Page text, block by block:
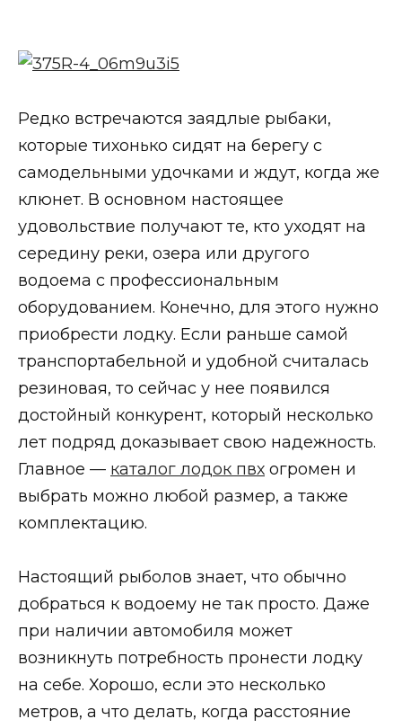
Редко встречаются заядлые рыбаки,
которые тихонько сидят на берегу с
самодельными удочками и ждут, когда же
клюнет. В основном настоящее
удовольствие получают те, кто уходят на
середину реки, озера или другого
водоема с профессиональным
оборудованием. Конечно, для этого нужно
приобрести лодку. Если раньше самой
транспортабельной и удобной считалась
резиновая, то сейчас у нее появился
достойный конкурент, который несколько
лет подряд доказывает свою надежность.
Главное — каталог лодок пвх огромен и
выбрать можно любой размер, а также
комплектацию.
Настоящий рыболов знает, что обычно
добраться к водоему не так просто. Даже
при наличии автомобиля может
возникнуть потребность пронести лодку
на себе. Хорошо, если это несколько
метров, а что делать, когда расстояние